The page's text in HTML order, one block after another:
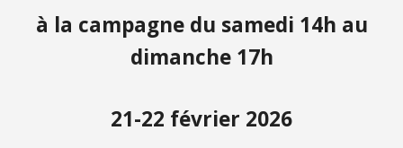
à la campagne du samedi 14h au
dimanche 17h
21-22 février 2026